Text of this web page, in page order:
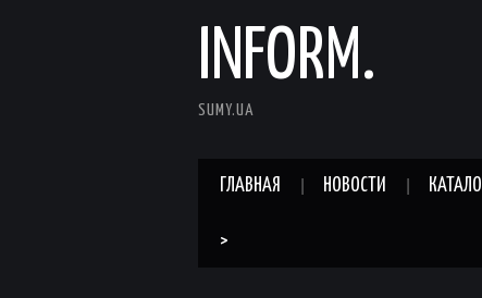
INFORM.
SUMY.UA
ГЛАВНАЯ НОВОСТИ КАТАЛОГ
>